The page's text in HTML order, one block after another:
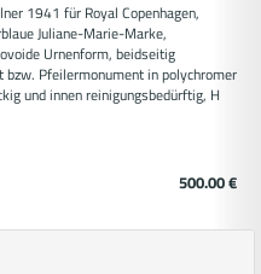
1941 für Royal Copenhagen,
Juliane-Marie-Marke,
Urnenform, beidseitig
Pfeilermonument in polychromer
und innen reinigungsbedürftig, H
500.00 €